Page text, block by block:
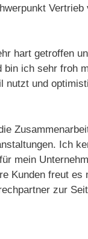
hart getroffen
ich sehr froh
nutzt und
Ich
mein
Kunden freut
zur